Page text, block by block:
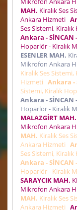
MAH. Kiralık Ses
Ankara Hizmeti
Ses Sistemi,
Ankara - SİNCAN
Hoparlör - Kiralık
ESENLER MAH.
Mikrofon Ankara
Kiralık Ses
Hizmeti Ankara -
Sistemi, Kiralık
Ankara - SİNCAN
Hoparlör - Kiralık
MALAZGİRT MAH.
Mikrofon Ankara
MAH. Kiralık Ses
Ankara Hizmeti
Ses Sistemi,
Ankara - SİNCAN
Hoparlör - Kiralık
SARAYCIK MAH.
Mikrofon Ankara
MAH. Kiralık Ses
Ankara Hizmeti